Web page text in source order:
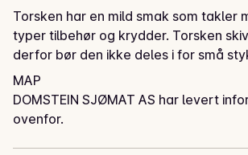
Torsken har en mild smak som takler
typer tilbehør og krydder. Torsken
derfor bør den ikke deles i for små
MAP
DOMSTEIN SJØMAT AS har levert
ovenfor.